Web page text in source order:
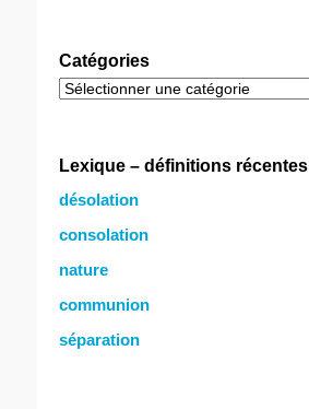
Catégories
Catégories
Lexique – définitions récentes
désolation
consolation
nature
communion
séparation